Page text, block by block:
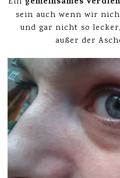
sein auch wenn wir
und gar nicht so
außer der